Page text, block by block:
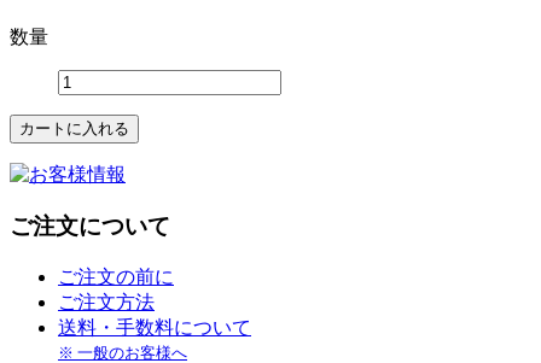
数量
ご注文について
ご注文の前に
ご注文方法
送料・手数料について
※ 一般のお客様へ